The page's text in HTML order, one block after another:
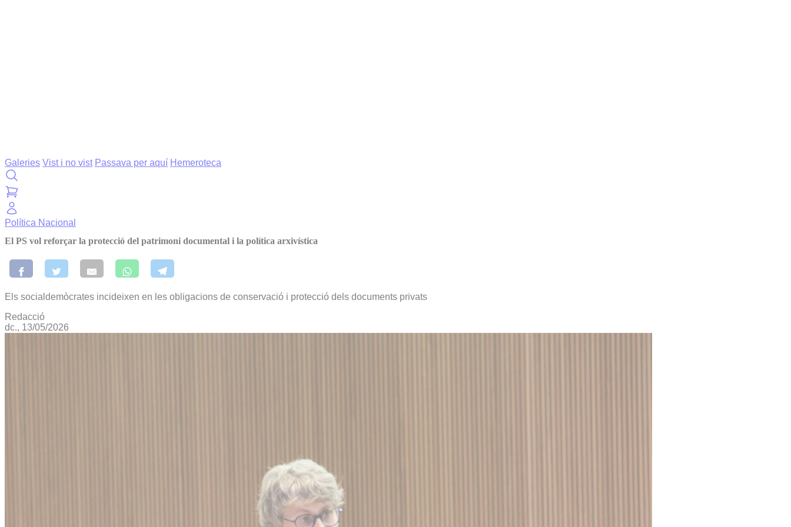
Galeries Vist i no vist Passava per aquí Hemeroteca
Política Nacional
El PS vol reforçar la protecció del patrimoni documental i la política arxivística
Els socialdemòcrates incideixen en les obligacions de conservació i protecció dels documents privats
Redacció
dc., 13/05/2026